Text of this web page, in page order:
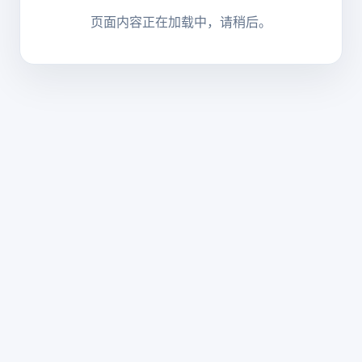
页面内容正在加载中，请稍后。